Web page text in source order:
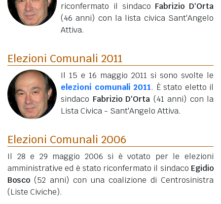
riconfermato il sindaco Fabrizio D'Orta
(46 anni) con la lista civica Sant'Angelo
Attiva.
Elezioni Comunali 2011
Il 15 e 16 maggio 2011 si sono svolte le
elezioni comunali 2011. È stato eletto il
sindaco Fabrizio D'Orta (41 anni) con la
Lista Civica - Sant'Angelo Attiva.
Elezioni Comunali 2006
Il 28 e 29 maggio 2006 si è votato per le elezioni
amministrative ed è stato riconfermato il sindaco Egidio
Bosco (52 anni) con una coalizione di Centrosinistra
(Liste Civiche).